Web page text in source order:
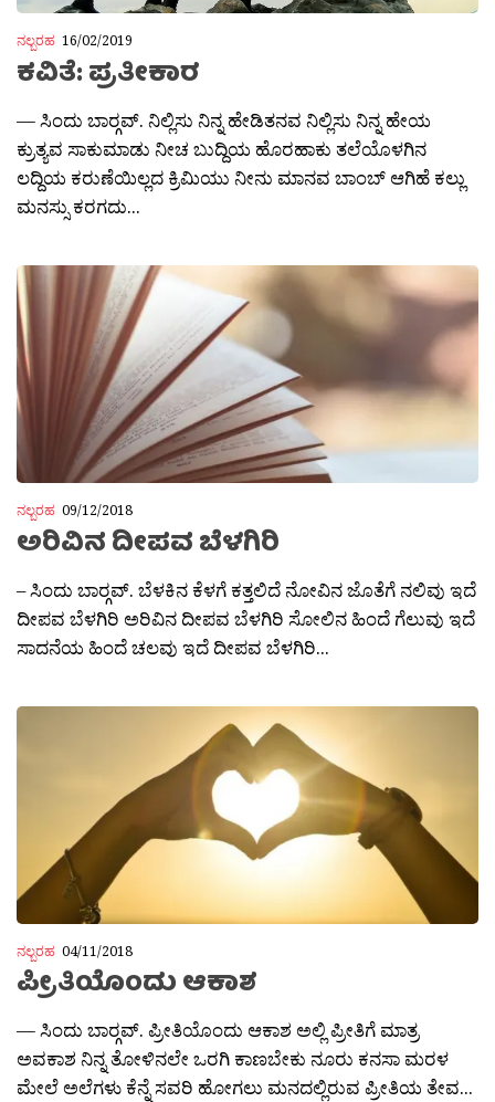
ನಲ್ಬರಹ 16/02/2019
ಕವಿತೆ: ಪ್ರತೀಕಾರ
— ಸಿಂದು ಬಾರ‍್ಗವ್. ನಿಲ್ಲಿಸು ನಿನ್ನ ಹೇಡಿತನವ ನಿಲ್ಲಿಸು ನಿನ್ನ ಹೇಯ
ಕ್ರುತ್ಯವ ಸಾಕುಮಾಡು ನೀಚ ಬುದ್ದಿಯ ಹೊರಹಾಕು ತಲೆಯೊಳಗಿನ
ಲದ್ದಿಯ ಕರುಣೆಯಿಲ್ಲದ ಕ್ರಿಮಿಯು ನೀನು ಮಾನವ ಬಾಂಬ್ ಆಗಿಹೆ ಕಲ್ಲು
ಮನಸ್ಸು ಕರಗದು...
ನಲ್ಬರಹ 09/12/2018
ಅರಿವಿನ ದೀಪವ ಬೆಳಗಿರಿ
– ಸಿಂದು ಬಾರ‍್ಗವ್. ಬೆಳಕಿನ ಕೆಳಗೆ ಕತ್ತಲಿದೆ ನೋವಿನ ಜೊತೆಗೆ ನಲಿವು ಇದೆ
ದೀಪವ ಬೆಳಗಿರಿ ಅರಿವಿನ ದೀಪವ ಬೆಳಗಿರಿ ಸೋಲಿನ ಹಿಂದೆ ಗೆಲುವು ಇದೆ
ಸಾದನೆಯ ಹಿಂದೆ ಚಲವು ಇದೆ ದೀಪವ ಬೆಳಗಿರಿ...
ನಲ್ಬರಹ 04/11/2018
ಪ್ರೀತಿಯೊಂದು ಆಕಾಶ
— ಸಿಂದು ಬಾರ‍್ಗವ್. ಪ್ರೀತಿಯೊಂದು ಆಕಾಶ ಅಲ್ಲಿ ಪ್ರೀತಿಗೆ ಮಾತ್ರ
ಅವಕಾಶ ನಿನ್ನ ತೋಳಿನಲೇ ಒರಗಿ ಕಾಣಬೇಕು ನೂರು ಕನಸಾ ಮರಳ
ಮೇಲೆ ಅಲೆಗಳು ಕೆನ್ನೆ ಸವರಿ ಹೋಗಲು ಮನದಲ್ಲಿರುವ ಪ್ರೀತಿಯ ತೇವ...